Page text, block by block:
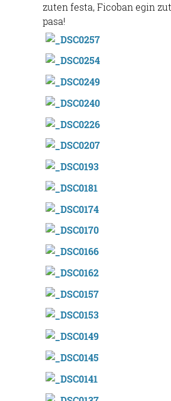
zuten festa, Ficoban egin
pasa!
ELIZALDE HERRI